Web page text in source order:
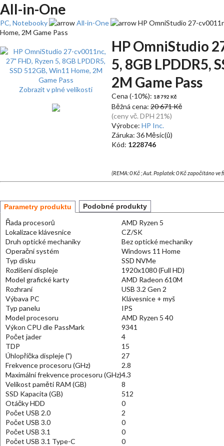
All-in-One
PC, Notebooky All-in-One
HP OmniStudio 27-
Home, 2M Game Pass
Zobrazit v plné velikosti
HP OmniStudio
5, 8GB LPDDR5,
2M Game Pass
Cena (-10%): 18 792 Kč
Běžná cena: 20 671 Kč
(ceny vč. DPH 21%)
Výrobce: HP Inc.
Záruka: 36 Měsíc(ů)
Kód: 1228746
(REMA: 0 Kč ; Aut. Poplatek: 0 Kč započítáno
Parametry produktu Podobné produkty
Řada procesorů
AMD Ryzen 5
Lokalizace klávesnice
CZ/SK
Druh optické mechaniky
Bez optické mechaniky
Operační systém
Windows 11 Home
Typ disku
SSD NVMe
Rozlišení displeje
1920x1080 (Full HD)
Model grafické karty
AMD Radeon 610M
Rozhraní
USB 3.2 Gen 2
Výbava PC
Klávesnice + myš
Typ panelu
IPS
Model procesoru
AMD Ryzen 5 40
Výkon CPU dle PassMark
9341
Počet jader
4
TDP
15
Úhlopříčka displeje (")
27
Frekvence procesoru (GHz)
2.8
Maximální frekvence procesoru (GHz)4.3
Velikost paměti RAM (GB)
8
SSD Kapacita (GB)
512
Otáčky HDD
0
Počet USB 2.0
2
Počet USB 3.0
0
Počet USB 3.1
0
Počet USB 3.1 Type-C
0